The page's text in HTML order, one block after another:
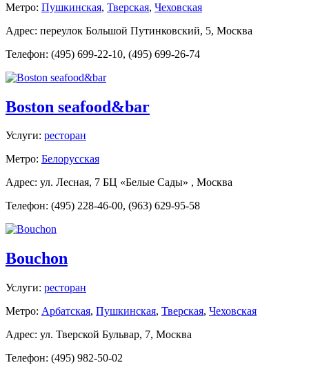
Метро: Пушкинская, Тверская, Чеховская
Адрес: переулок Большой Путинковский, 5, Москва
Телефон: (495) 699-22-10, (495) 699-26-74
Boston seafood&bar
Услуги: ресторан
Метро: Белорусская
Адрес: ул. Лесная, 7 БЦ «Белые Сады» , Москва
Телефон: (495) 228-46-00, (963) 629-95-58
Bouchon
Услуги: ресторан
Метро: Арбатская, Пушкинская, Тверская, Чеховская
Адрес: ул. Тверской Бульвар, 7, Москва
Телефон: (495) 982-50-02